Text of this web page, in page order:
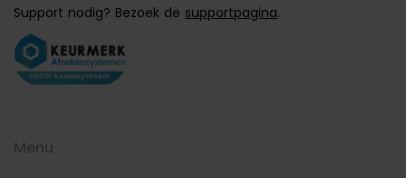
Support nodig? Bezoek de supportpagina.